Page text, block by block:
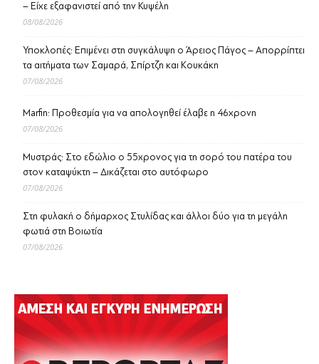
– Είχε εξαφανιστεί από την Κυψέλη
08/08/2026
Υποκλοπές: Επιμένει στη συγκάλυψη ο Άρειος Πάγος – Απορρίπτει
τα αιτήματα των Σαμαρά, Σπίρτζη και Κουκάκη
07/08/2026
Marfin: Προθεσμία για να απολογηθεί έλαβε η 46χρονη
07/08/2026
Μυστράς: Στο εδώλιο ο 55χρονος για τη σορό του πατέρα του
στον καταψύκτη – Δικάζεται στο αυτόφωρο
07/08/2026
Στη φυλακή ο δήμαρχος Στυλίδας και άλλοι δύο για τη μεγάλη
φωτιά στη Βοιωτία
07/08/2026